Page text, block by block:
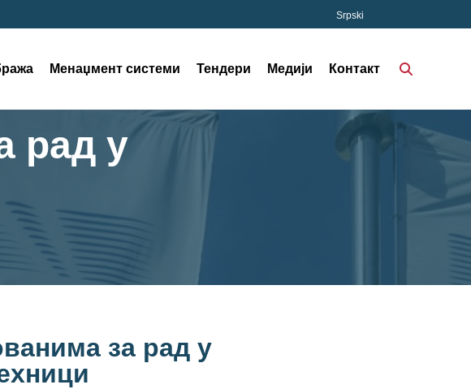
Srpski
Менаџмент системи Тендери Медији Контакт
рад у
за рад у